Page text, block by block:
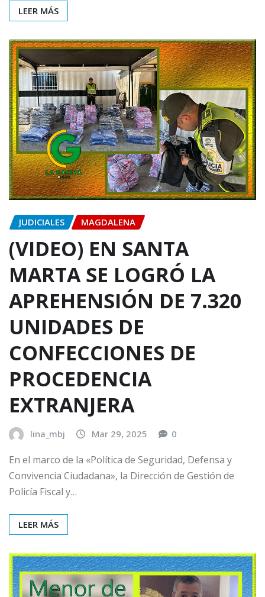
LEER MÁS
JUDICIALES MAGDALENA
(VIDEO) EN SANTA
MARTA SE LOGRÓ LA
APREHENSIÓN DE 7.320
UNIDADES DE
CONFECCIONES DE
PROCEDENCIA
EXTRANJERA
lina_mbj Mar 29, 2025 0
En el marco de la «Política de Seguridad, Defensa y
Convivencia Ciudadana», la Dirección de Gestión de
Policía Fiscal y…
LEER MÁS